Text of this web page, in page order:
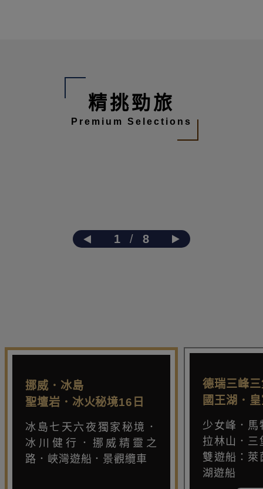
精挑勁旅
Premium Selections
挪威．冰島
聖壇岩．冰火秘境16日
冰島七天六夜獨家秘境．
冰川健行．挪威精靈之
路．峽灣遊船．景觀纜車
德瑞三峰
國王湖．
少女峰．馬
拉林山．三
雙遊船：萊
湖遊船
1 / 8